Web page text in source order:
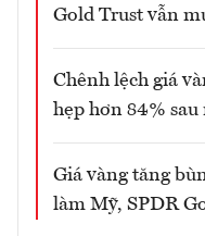
Gold Trust vẫn
Chênh lệch giá
hẹp hơn 84%
Giá vàng tăng
làm Mỹ, SPDR